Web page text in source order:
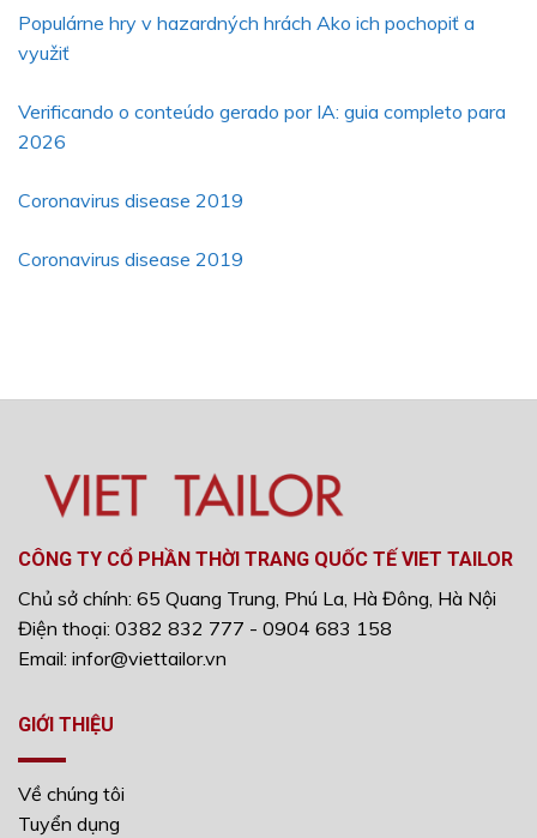
Populárne hry v hazardných hrách Ako ich pochopiť a
využiť
Verificando o conteúdo gerado por IA: guia completo para
2026
Coronavirus disease 2019
Coronavirus disease 2019
CÔNG TY CỔ PHẦN THỜI TRANG QUỐC TẾ VIET TAILOR
Chủ sở chính: 65 Quang Trung, Phú La, Hà Đông, Hà Nội
Điện thoại: 0382 832 777 - 0904 683 158
Email: infor@viettailor.vn
GIỚI THIỆU
Về chúng tôi
Tuyển dụng